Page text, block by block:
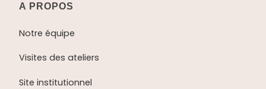
A PROPOS
Notre équipe
Visites des ateliers
Site institutionnel